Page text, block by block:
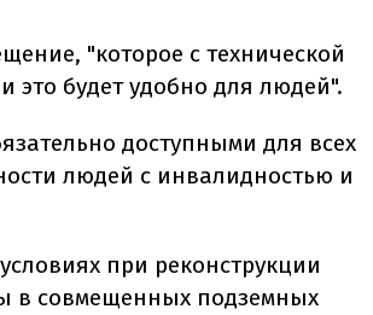
"которое с технической
это будет удобно для людей".
доступными для всех
людей с инвалидностью и
при реконструкции
в совмещенных подземных